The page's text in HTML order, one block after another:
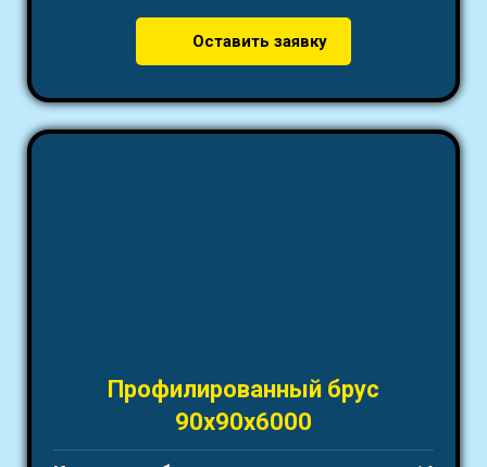
Оставить заявку
Профилированный брус
90х90х6000